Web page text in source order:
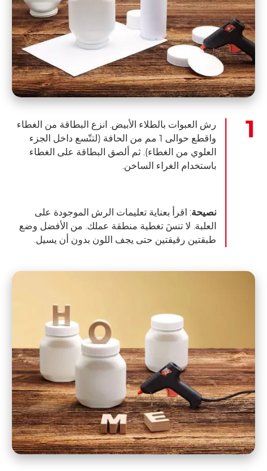
رش العبوات بالطلاء الأبيض. انزع البطاقة من الغطاء
واقطع حوالى 1 مم من الحافة (لتتّسع داخل الجزء
العلوي من الغطاء). ثم ألصق البطاقة على الغطاء
باستخدام الغراء الساخن.
نصيحة: اقرأ بعناية تعليمات الرش الموجودة على
العلبة. لا تنسَ تغطية منطقة عملك. من الأفضل وضع
طبقتين رقيقتين حتى يجف اللون بدون أن يسيل.